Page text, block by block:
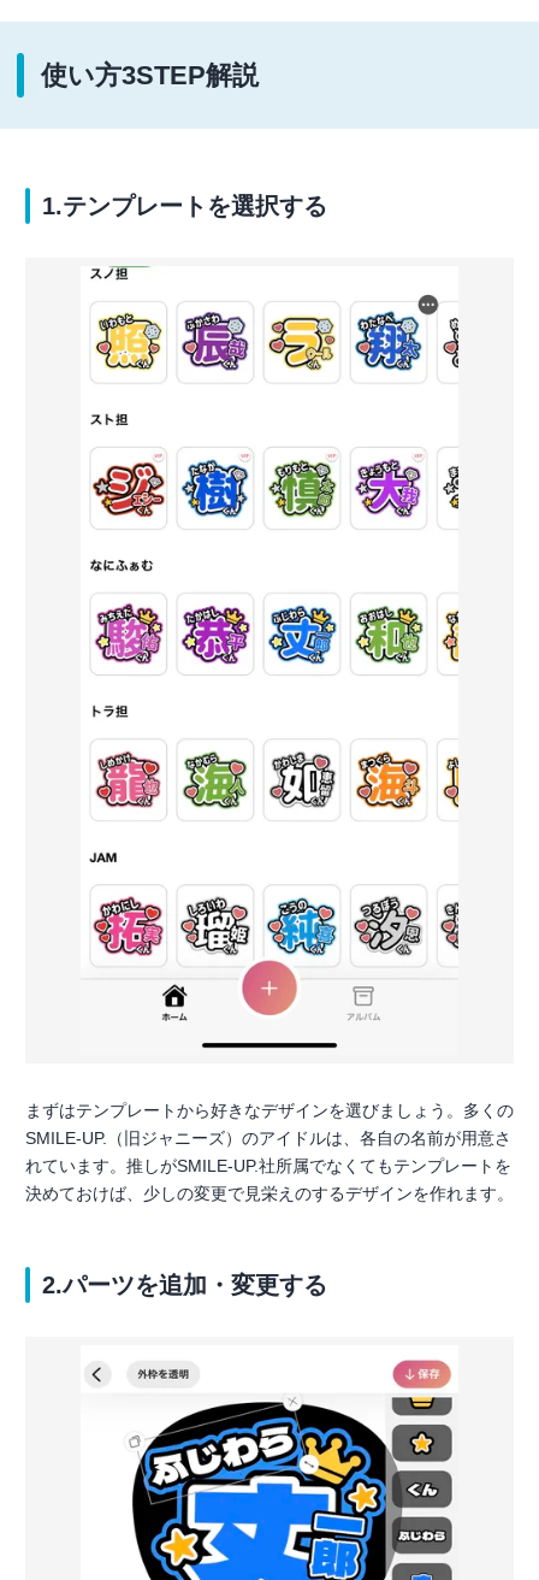
使い方3STEP解説
1.テンプレートを選択する
まずはテンプレートから好きなデザインを選びましょう。多くの
SMILE-UP.（旧ジャニーズ）のアイドルは、各自の名前が用意さ
れています。推しがSMILE-UP.社所属でなくてもテンプレートを
決めておけば、少しの変更で見栄えのするデザインを作れます。
2.パーツを追加・変更する